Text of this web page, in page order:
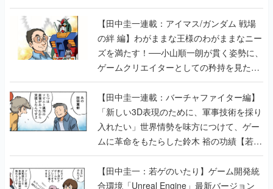
【田中圭一連載：アイマス/ガンダム 戦場
の絆 編】わがままな王様のわがままなニー
ズを満たす！──小山順一朗が貫く姿勢に、
ゲームクリエイターとしての矜持を見た
【若ゲのいたり最終回】
【田中圭一連載：バーチャファイター編】
「新しい3D表現のために、軍事技術を採り
入れたい」世界情勢を味方につけて、ゲー
ムに革命をもたらした鈴木 裕の功績【若ゲ
のいたり】
【田中圭一：若ゲのいたり】ゲーム開発統
合環境「Unreal Engine」最新バージョン